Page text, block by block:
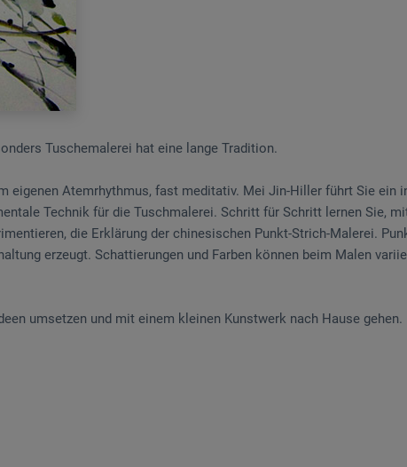
Tuschemalerei hat eine lange Tradition.
eigenen Atemrhythmus, fast meditativ. Mei Jin-Hiller führt Sie ein
Technik für die Tuschmalerei. Schritt für Schritt lernen Sie,
die Erklärung der chinesischen Punkt-Strich-Malerei.
erzeugt. Schattierungen und Farben können beim Malen
umsetzen und mit einem kleinen Kunstwerk nach Hause gehen.